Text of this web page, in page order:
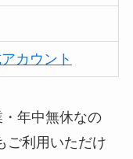
カウント
年中無休なの
ご利用いただけ